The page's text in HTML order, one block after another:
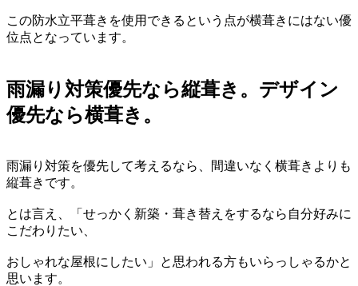
この防水立平葺きを使用できるという点が横葺きにはない優
位点となっています。
雨漏り対策優先なら縦葺き。デザイン
優先なら横葺き。
雨漏り対策を優先して考えるなら、間違いなく横葺きよりも
縦葺きです。
とは言え、「せっかく新築・葺き替えをするなら自分好みに
こだわりたい、
おしゃれな屋根にしたい」と思われる方もいらっしゃるかと
思います。